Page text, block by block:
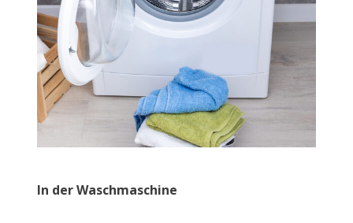
In der Waschmaschine